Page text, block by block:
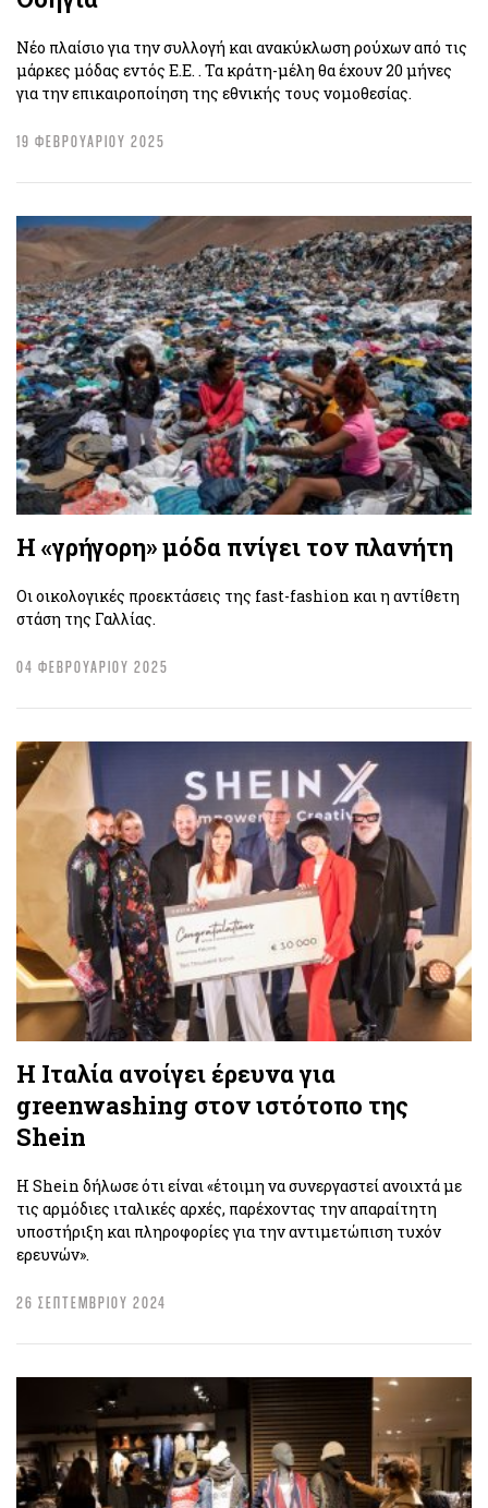
Νέο πλαίσιο για την συλλογή και ανακύκλωση ρούχων από τις
μάρκες μόδας εντός Ε.Ε. . Τα κράτη-μέλη θα έχουν 20 μήνες
για την επικαιροποίηση της εθνικής τους νομοθεσίας.
19 ΦΕΒΡΟΥΑΡΙΟΥ 2025
Η «γρήγορη» μόδα πνίγει τον πλανήτη
Οι οικολογικές προεκτάσεις της fast-fashion και η αντίθετη
στάση της Γαλλίας.
04 ΦΕΒΡΟΥΑΡΙΟΥ 2025
Η Ιταλία ανοίγει έρευνα για
greenwashing στον ιστότοπο της
Shein
Η Shein δήλωσε ότι είναι «έτοιμη να συνεργαστεί ανοιχτά με
τις αρμόδιες ιταλικές αρχές, παρέχοντας την απαραίτητη
υποστήριξη και πληροφορίες για την αντιμετώπιση τυχόν
ερευνών».
26 ΣΕΠΤΕΜΒΡΙΟΥ 2024